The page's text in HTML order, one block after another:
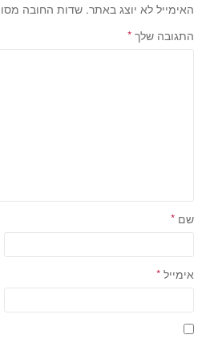
האימייל לא יוצג באתר. שדות החובה
התגובה שלך *
שם *
אימייל *